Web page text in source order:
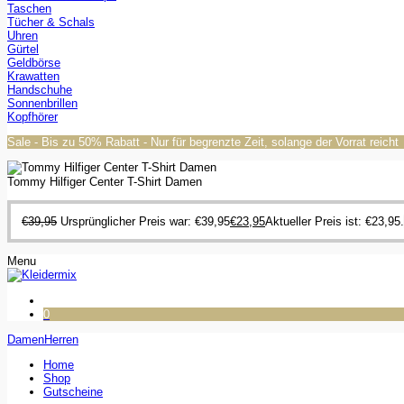
Taschen
Tücher & Schals
Uhren
Gürtel
Geldbörse
Krawatten
Handschuhe
Sonnenbrillen
Kopfhörer
Sale - Bis zu 50% Rabatt - Nur für begrenzte Zeit, solange der Vorrat reicht
Tommy Hilfiger Center T-Shirt Damen
€39,95 Ursprünglicher Preis war: €39,95€23,95Aktueller Preis ist: €23,95.
Menu
0
DamenHerren
Home
Shop
Gutscheine